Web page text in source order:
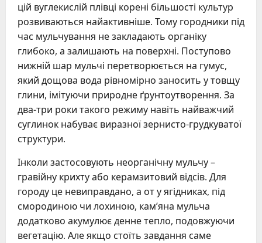
цій вуглекислій плівці корені більшості культур
розвиваються найактивніше. Тому городники під
час мульчування не закладають органіку
глибоко, а залишають на поверхні. Поступово
нижній шар мульчі перетворюється на гумус,
який дощова вода рівномірно заносить у товщу
глини, імітуючи природне ґрунтоутворення. За
два-три роки такого режиму навіть найважчий
суглинок набуває виразної зернисто-грудкуватої
структури.
Інколи застосовують неорганічну мульчу –
гравійну крихту або керамзитовий відсів. Для
городу це невиправдано, а от у ягідниках, під
смородиною чи лохиною, кам’яна мульча
додатково акумулює денне тепло, подовжуючи
вегетацію. Але якщо стоїть завдання саме